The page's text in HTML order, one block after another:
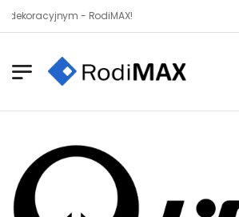
- RodiMAX!